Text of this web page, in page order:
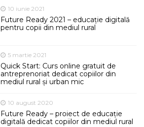
10 iunie 2021
Future Ready 2021 – educație digitală
pentru copii din mediul rural
5 martie 2021
Quick Start: Curs online gratuit de
antreprenoriat dedicat copiilor din
mediul rural și urban mic
10 august 2020
Future Ready – proiect de educație
digitală dedicat copiilor din mediul rural